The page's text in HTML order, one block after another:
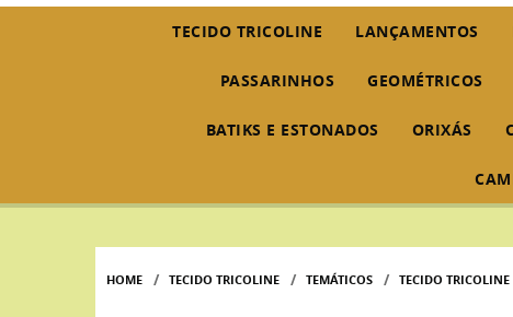
TECIDO TRICOLINE LANÇAMENTOS
PASSARINHOS GEOMÉTRICOS
BATIKS E ESTONADOS ORIXÁS
HOME TECIDO TRICOLINE TEMÁTICOS TECIDO